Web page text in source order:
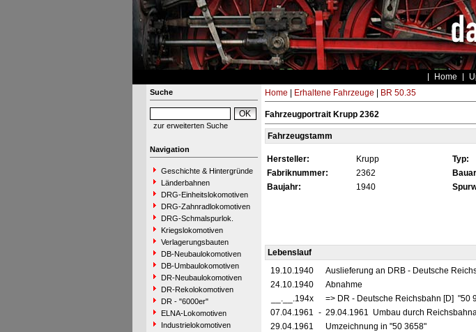
Home
Suche
zur erweiterten Suche
Navigation
Geschichte & Hintergründe
Länderbahnen
DRG-Einheitslokomotiven
DRG-Zahnradlokomotiven
DRG-Schmalspurlok.
Kriegslokomotiven
Verlagerungsbauten
DB-Neubaulokomotiven
DB-Umbaulokomotiven
DR-Neubaulokomotiven
DR-Rekolokomotiven
DR - "6000er"
ELNA-Lokomotiven
Industrielokomotiven
Home Erhaltene Fahrzeuge BR 50.35
Fahrzeugportrait Krupp 2362
Fahrzeugstamm
Hersteller: Krupp Typ:
Fabriknummer:
2362
Baujahr:
1940
Lebenslauf
19.10.1940
Auslieferung an DRB - Deutsche
24.10.1940
Abnahme
__.__.194x
=> DR - Deutsche Reichsbahn [D] "50
07.04.1961 - 29.04.1961 Umbau durch
29.04.1961
Umzeichnung in "50 3658"